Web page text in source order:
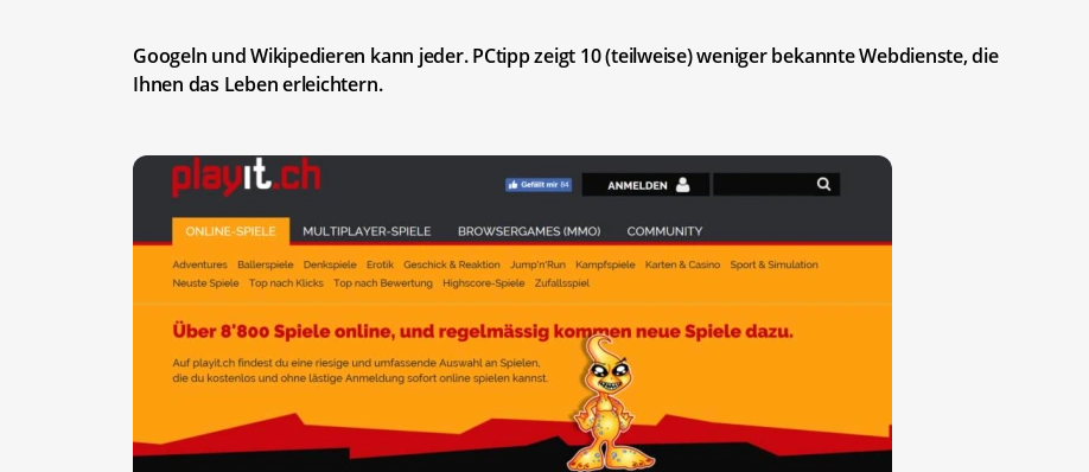
Googeln und Wikipedieren kann jeder. PCtipp zeigt 10 (teilweise) weniger bekannte Webdienste, die
Ihnen das Leben erleichtern.